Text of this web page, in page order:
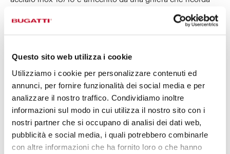
Questo sito web utilizza i cookie
Utilizziamo i cookie per personalizzare contenuti ed
annunci, per fornire funzionalità dei social media e per
analizzare il nostro traffico. Condividiamo inoltre
informazioni sul modo in cui utilizza il nostro sito con i
nostri partner che si occupano di analisi dei dati web,
pubblicità e social media, i quali potrebbero combinarle
con altre informazioni che ha fornito loro o che hanno
l’intreccio dei suoni che formano una melodia; un
dettaglio disponibile in versione lucida, dorata e argento
ogni pezzo rendendolo unico e differente per venature e
densità di pagliuzze. Sono disponibili oltre 50 referenze,
per soddisfare ogni tua singola esigenza.